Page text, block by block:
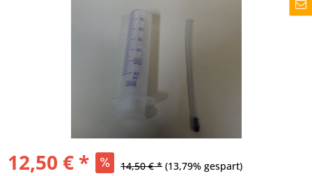
12,50 € * 14,50 € * (13,79% gespart)